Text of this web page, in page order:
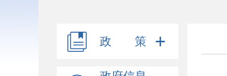
政 策